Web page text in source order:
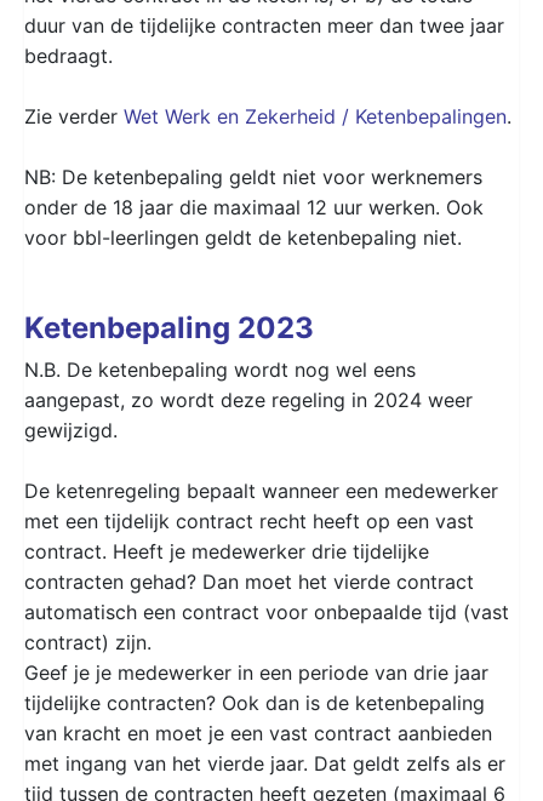
duur van de tijdelijke contracten meer dan twee jaar
bedraagt.
Zie verder Wet Werk en Zekerheid / Ketenbepalingen.
NB: De ketenbepaling geldt niet voor werknemers
onder de 18 jaar die maximaal 12 uur werken. Ook
voor bbl-leerlingen geldt de ketenbepaling niet.
Ketenbepaling 2023
N.B. De ketenbepaling wordt nog wel eens
aangepast, zo wordt deze regeling in 2024 weer
gewijzigd.
De ketenregeling bepaalt wanneer een medewerker
met een tijdelijk contract recht heeft op een vast
contract. Heeft je medewerker drie tijdelijke
contracten gehad? Dan moet het vierde contract
automatisch een contract voor onbepaalde tijd (vast
contract) zijn.
Geef je je medewerker in een periode van drie jaar
tijdelijke contracten? Ook dan is de ketenbepaling
van kracht en moet je een vast contract aanbieden
met ingang van het vierde jaar. Dat geldt zelfs als er
tijd tussen de contracten heeft gezeten (maximaal 6